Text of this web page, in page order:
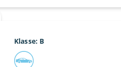
Klasse: B